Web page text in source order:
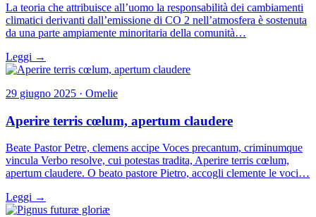
La teoria che attribuisce all’uomo la responsabilità dei cambiamenti
climatici derivanti dall’emissione di CO 2 nell’atmosfera è sostenuta
da una parte ampiamente minoritaria della comunità…
Leggi →
29 giugno 2025 · Omelie
Aperire terris cœlum, apertum claudere
Beate Pastor Petre, clemens accipe Voces precantum, criminumque
vincula Verbo resolve, cui potestas tradita, Aperire terris cœlum,
apertum claudere. O beato pastore Pietro, accogli clemente le voci…
Leggi →